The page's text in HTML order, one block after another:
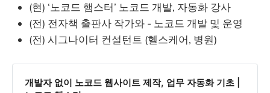
(현) ‘노코드 햄스터’ 노코드 개발, 자동화 강사
(전) 전자책 출판사 작가와 - 노코드 개발 및 운영
(전) 시그나이터 컨설턴트 (헬스케어, 병원)
개발자 없이 노코드 웹사이트 제작, 업무 자동화 기초 |